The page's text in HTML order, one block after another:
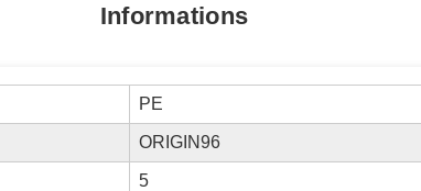
Informations
PE
ORIGIN96
5